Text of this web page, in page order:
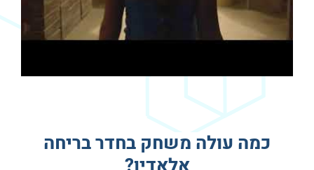
כמה עולה משחק בחדר בריחה